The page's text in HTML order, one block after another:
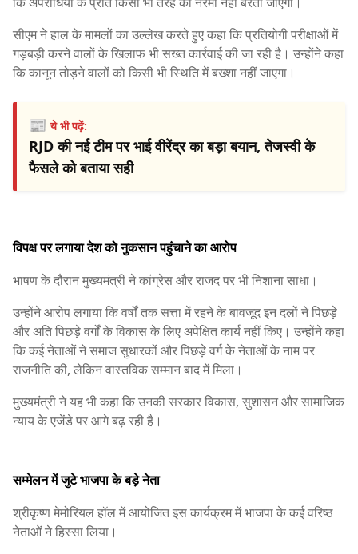
सीएम ने हाल के मामलों का उल्लेख करते हुए कहा कि प्रतियोगी परीक्षाओं में
गड़बड़ी करने वालों के खिलाफ भी सख्त कार्रवाई की जा रही है। उन्होंने कहा
कि कानून तोड़ने वालों को किसी भी स्थिति में बख्शा नहीं जाएगा।
📰ये भी पढ़ें:
RJD की नई टीम पर भाई वीरेंद्र का बड़ा बयान, तेजस्वी के
फैसले को बताया सही
विपक्ष पर लगाया देश को नुकसान पहुंचाने का आरोप
भाषण के दौरान मुख्यमंत्री ने कांग्रेस और राजद पर भी निशाना साधा।
उन्होंने आरोप लगाया कि वर्षों तक सत्ता में रहने के बावजूद इन दलों ने पिछड़े
और अति पिछड़े वर्गों के विकास के लिए अपेक्षित कार्य नहीं किए। उन्होंने कहा
कि कई नेताओं ने समाज सुधारकों और पिछड़े वर्ग के नेताओं के नाम पर
राजनीति की, लेकिन वास्तविक सम्मान बाद में मिला।
मुख्यमंत्री ने यह भी कहा कि उनकी सरकार विकास, सुशासन और सामाजिक
न्याय के एजेंडे पर आगे बढ़ रही है।
सम्मेलन में जुटे भाजपा के बड़े नेता
श्रीकृष्ण मेमोरियल हॉल में आयोजित इस कार्यक्रम में भाजपा के कई वरिष्ठ
नेताओं ने हिस्सा लिया।